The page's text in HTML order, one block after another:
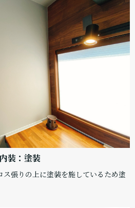
内装：塗装
ス張りの上に塗装を施しているため塗